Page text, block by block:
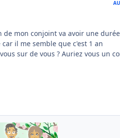
mon conjoint va avoir une
il me semble que c'est 1 an
sur de vous ? Auriez vous un